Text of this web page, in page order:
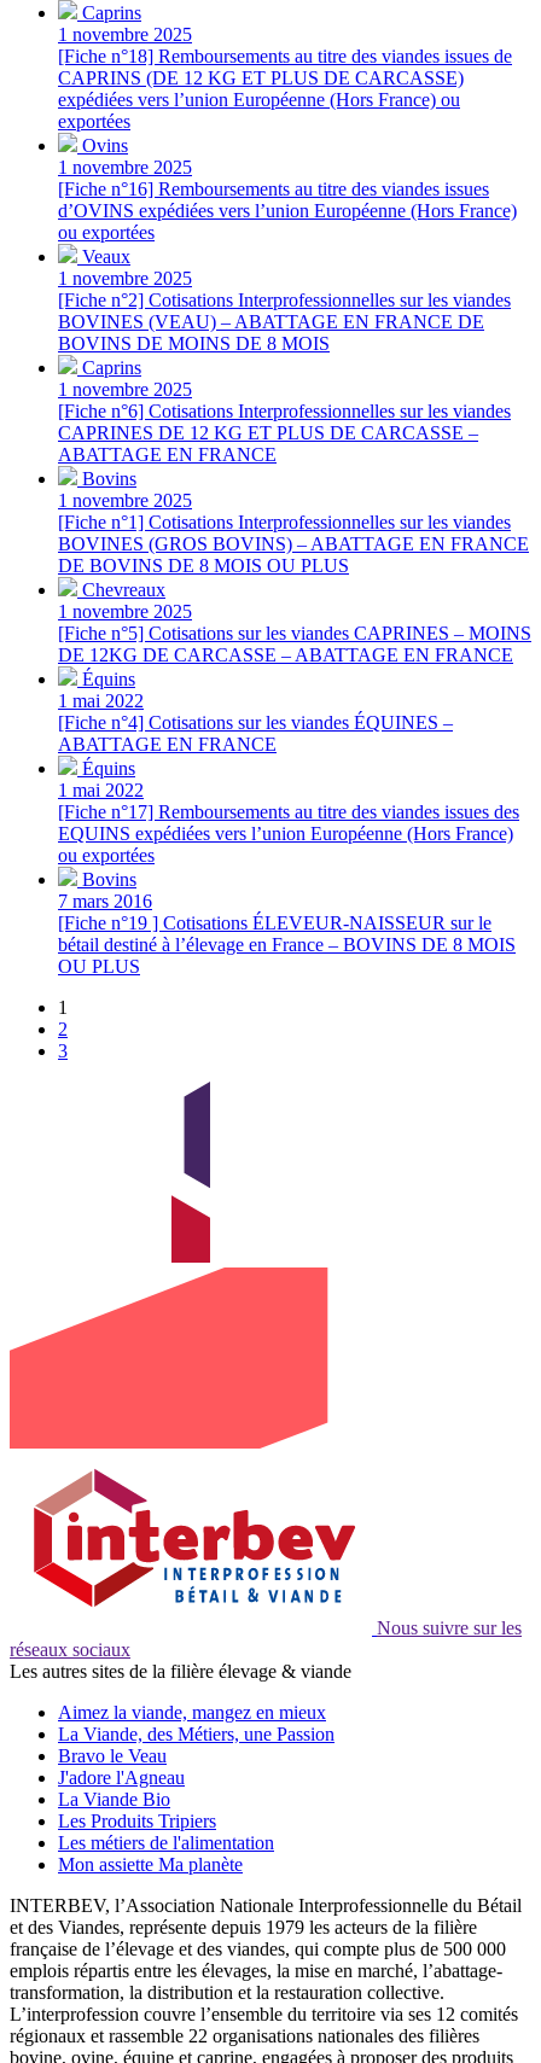
Caprins
1 novembre 2025
[Fiche n°18] Remboursements au titre des viandes issues de
CAPRINS (DE 12 KG ET PLUS DE CARCASSE)
expédiées vers l’union Européenne (Hors France) ou
exportées
Ovins
1 novembre 2025
[Fiche n°16] Remboursements au titre des viandes issues
d’OVINS expédiées vers l’union Européenne (Hors France)
ou exportées
Veaux
1 novembre 2025
[Fiche n°2] Cotisations Interprofessionnelles sur les viandes
BOVINES (VEAU) – ABATTAGE EN FRANCE DE
BOVINS DE MOINS DE 8 MOIS
Caprins
1 novembre 2025
[Fiche n°6] Cotisations Interprofessionnelles sur les viandes
CAPRINES DE 12 KG ET PLUS DE CARCASSE –
ABATTAGE EN FRANCE
Bovins
1 novembre 2025
[Fiche n°1] Cotisations Interprofessionnelles sur les viandes
BOVINES (GROS BOVINS) – ABATTAGE EN FRANCE
DE BOVINS DE 8 MOIS OU PLUS
Chevreaux
1 novembre 2025
[Fiche n°5] Cotisations sur les viandes CAPRINES – MOINS
DE 12KG DE CARCASSE – ABATTAGE EN FRANCE
Équins
1 mai 2022
[Fiche n°4] Cotisations sur les viandes ÉQUINES –
ABATTAGE EN FRANCE
Équins
1 mai 2022
[Fiche n°17] Remboursements au titre des viandes issues des
EQUINS expédiées vers l’union Européenne (Hors France)
ou exportées
Bovins
7 mars 2016
[Fiche n°19 ] Cotisations ÉLEVEUR-NAISSEUR sur le
bétail destiné à l’élevage en France – BOVINS DE 8 MOIS
OU PLUS
1
2
3
Nous suivre sur les
réseaux sociaux
Les autres sites de la filière élevage & viande
Aimez la viande, mangez en mieux
La Viande, des Métiers, une Passion
Bravo le Veau
J'adore l'Agneau
La Viande Bio
Les Produits Tripiers
Les métiers de l'alimentation
Mon assiette Ma planète
INTERBEV, l’Association Nationale Interprofessionnelle du Bétail
et des Viandes, représente depuis 1979 les acteurs de la filière
française de l’élevage et des viandes, qui compte plus de 500 000
emplois répartis entre les élevages, la mise en marché, l’abattage-
transformation, la distribution et la restauration collective.
L’interprofession couvre l’ensemble du territoire via ses 12 comités
régionaux et rassemble 22 organisations nationales des filières
bovine, ovine, équine et caprine, engagées à proposer des produits